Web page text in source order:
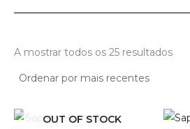
A mostrar todos os 25 resultados
OUT OF STOCK